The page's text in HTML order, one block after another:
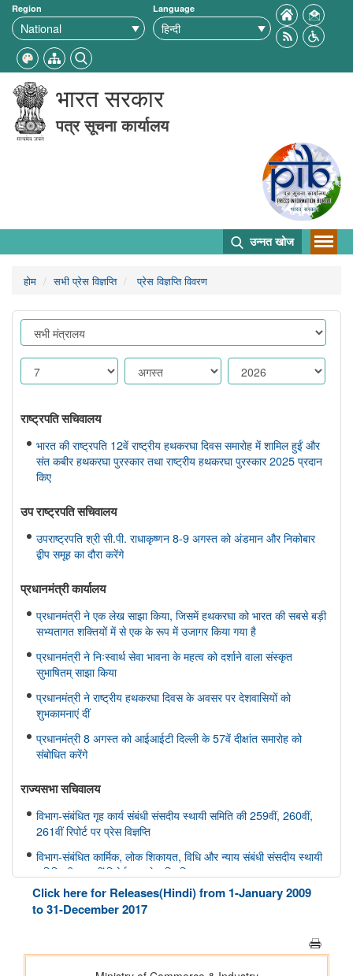
Region Language
भारत सरकार
पत्र सूचना कार्यालय
उन्नत खोज
होम सभी प्रेस विज्ञप्ति प्रेस विज्ञप्ति विवरण
राष्ट्रपति सचिवालय
भारत की राष्ट्रपति 12वें राष्ट्रीय हथकरघा दिवस समारोह में शामिल हुईं और
संत कबीर हथकरघा पुरस्कार तथा राष्ट्रीय हथकरघा पुरस्कार 2025 प्रदान
किए
उप राष्ट्रपति सचिवालय
उपराष्ट्रपति श्री सी.पी. राधाकृष्णन 8-9 अगस्त को अंडमान और निकोबार
द्वीप समूह का दौरा करेंगे
प्रधानमंत्री कार्यालय
प्रधानमंत्री ने एक लेख साझा किया, जिसमें हथकरघा को भारत की सबसे बड़ी
सभ्यतागत शक्तियों में से एक के रूप में उजागर किया गया है
प्रधानमंत्री ने निःस्वार्थ सेवा भावना के महत्व को दर्शाने वाला संस्कृत
सुभाषितम् साझा किया
प्रधानमंत्री ने राष्ट्रीय हथकरघा दिवस के अवसर पर देशवासियों को
शुभकामनाएं दीं
प्रधानमंत्री 8 अगस्त को आईआईटी दिल्ली के 57वें दीक्षांत समारोह को
संबोधित करेंगे
राज्यसभा सचिवालय
विभाग-संबंधित गृह कार्य संबंधी संसदीय स्थायी समिति की 259वीं, 260वीं,
261वीं रिपोर्ट पर प्रेस विज्ञप्ति
विभाग-संबंधित कार्मिक, लोक शिकायत, विधि और न्याय संबंधी संसदीय स्थायी
समिति की 166वीं रिपोर्ट पर प्रेस विज्ञप्ति
विभाग-संबंधित कार्मिक, लोक शिकायत, विधि और न्याय संबंधी संसदीय स्थायी
समिति की 165वीं रिपोर्ट पर प्रेस विज्ञप्ति
विभाग-संबंधित विज्ञान तथा प्रौद्योगिकी, पर्यावरण, वन और जलवायु परिवर्तन
संबंधी संसदीय स्थायी समिति की 412वीं रिपोर्ट पर प्रेस विज्ञप्ति
Click here for Releases(Hindi) from 1-January 2009
to 31-December 2017